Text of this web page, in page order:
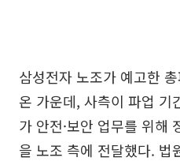
삼성전자 노조가 예고한
온 가운데, 사측이 파업
가 안전·보안 업무를 위해
을 노조 측에 전달했다. 법